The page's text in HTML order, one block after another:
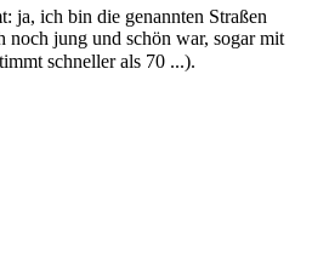
ja, ich bin die genannten Straßen
noch jung und schön war, sogar mit
schneller als 70 ...).